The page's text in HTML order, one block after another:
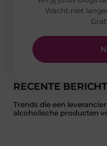
RECENTE
Trends die een
alcoholische producten
Wacht niet